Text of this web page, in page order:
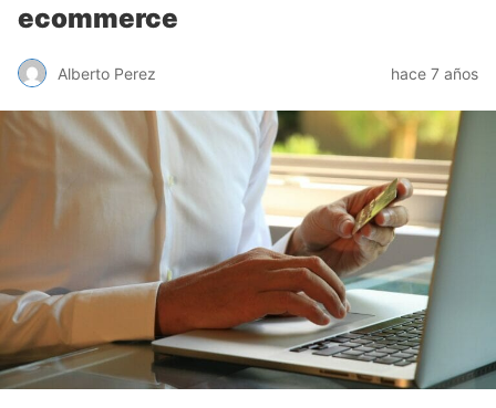
ecommerce
Alberto Perez hace 7 años